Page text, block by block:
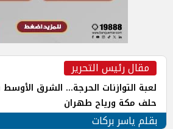
مقال رئيس التحرير
لعبة التوازنات الحرجة... الشرق الأوسط
حلف مكة ورياح طهران
بقلم ياسر بركات